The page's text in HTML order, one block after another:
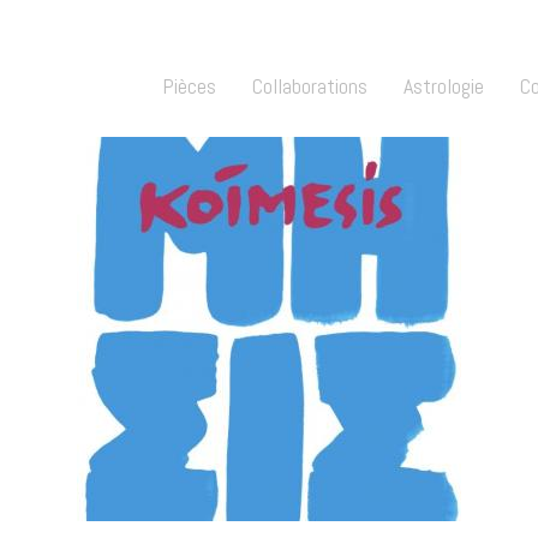
Pièces Collaborations Astrologie